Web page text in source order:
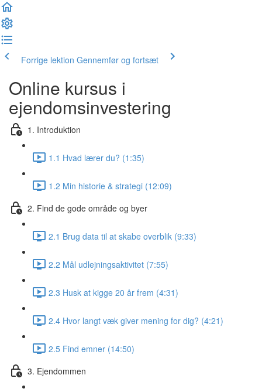
Forrige lektion Gennemfør og fortsæt
Online kursus i
ejendomsinvestering
1. Introduktion
1.1 Hvad lærer du? (1:35)
1.2 Min historie & strategi (12:09)
2. Find de gode område og byer
2.1 Brug data til at skabe overblik (9:33)
2.2 Mål udlejningsaktivitet (7:55)
2.3 Husk at kigge 20 år frem (4:31)
2.4 Hvor langt væk giver mening for dig? (4:21)
2.5 Find emner (14:50)
3. Ejendommen